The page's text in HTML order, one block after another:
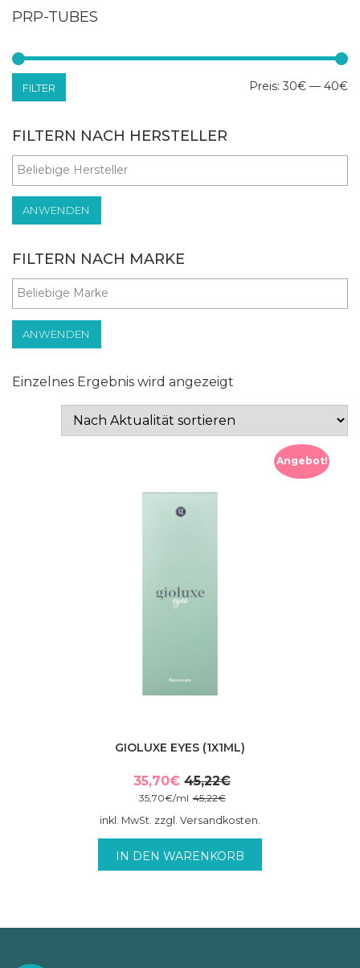
PRP-TUBES
FILTER Preis: 30€ — 40€
FILTERN NACH HERSTELLER
ANWENDEN
FILTERN NACH MARKE
ANWENDEN
Einzelnes Ergebnis wird angezeigt
Angebot!
GIOLUXE EYES (1X1ML)
45,22€
Ursprünglicher
war:
35,70€
Aktueller
ist:
45,22€
35,70€/ml
inkl. MwSt. zzgl. Versandkosten.
IN DEN WARENKORB